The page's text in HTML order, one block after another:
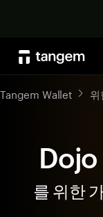
Tangem Wallet
를 위한